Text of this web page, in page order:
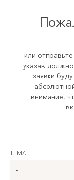
или
указав
заявки
внимание,
ТЕМА